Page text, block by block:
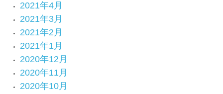
2021年4月
2021年3月
2021年2月
2021年1月
2020年12月
2020年11月
2020年10月